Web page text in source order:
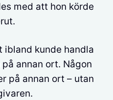
med att hon körde
ibland kunde handla
annan ort. Någon
på annan ort – utan